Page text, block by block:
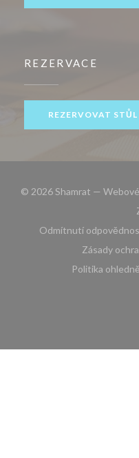
REZERVACE
REZERVOVAT STŮL
© 2026 Shamrat —
Odmítnutí
((otevře
Zásady
Politika